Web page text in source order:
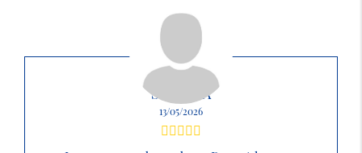
SABRINA
13/05/2026